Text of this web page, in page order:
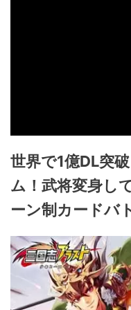
世界で1億DL突
ム！武将変身し
ーン制カードバ